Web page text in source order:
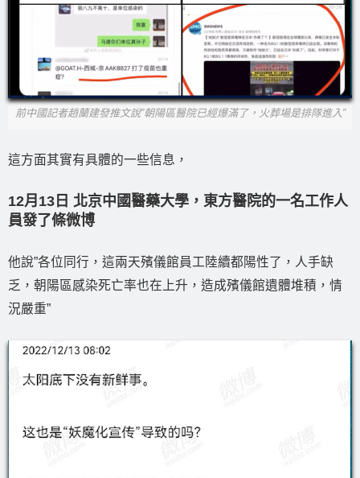
前中國記者趙蘭建發推文說”朝陽區醫院已經爆滿了，火葬場是排隊進入”
這方面其實有具體的一些信息，
12月13日 北京中國醫藥大學，東方醫院的一名工作人
員發了條微博
他說”各位同行，這兩天殯儀館員工陸續都陽性了，人手缺
乏，朝陽區感染死亡率也在上升，造成殯儀館遺體堆積，情
況嚴重”